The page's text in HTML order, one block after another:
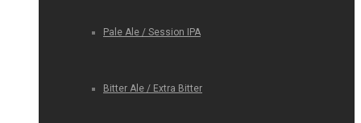
Pale Ale / Session IPA
Bitter Ale / Extra Bitter